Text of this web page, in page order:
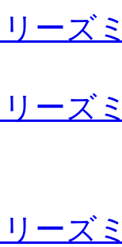
ーズ
ーズ
ーズ